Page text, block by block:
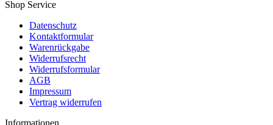
Shop Service
Datenschutz
Kontaktformular
Warenrückgabe
Widerrufsrecht
Widerrufsformular
AGB
Impressum
Vertrag widerrufen
Informationen